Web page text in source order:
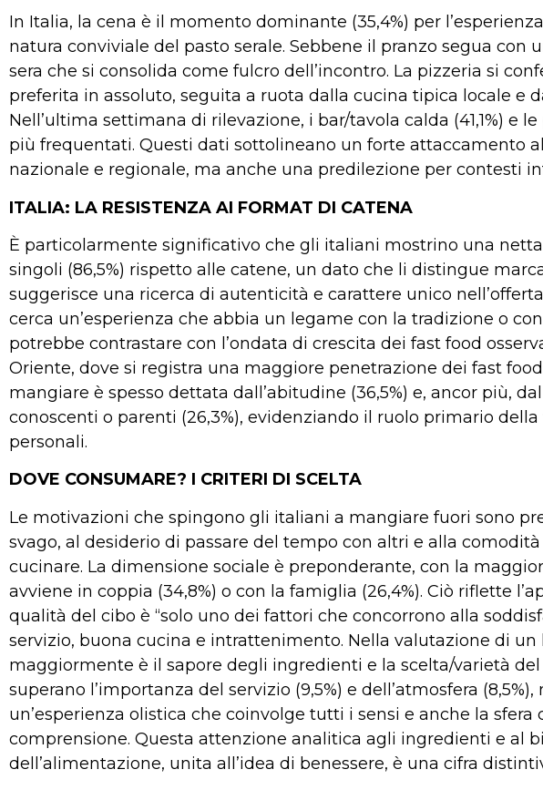
In Italia, la cena è il momento dominante (35,4%) per
natura conviviale del pasto serale. Sebbene il pranzo segua con
sera che si consolida come fulcro dell’incontro. La pizzeria si
preferita in assoluto, seguita a ruota dalla cucina tipica locale e
Nell’ultima settimana di rilevazione, i bar/tavola calda (41,1%) e
più frequentati. Questi dati sottolineano un forte attaccamento
nazionale e regionale, ma anche una predilezione per contesti
ITALIA: LA RESISTENZA AI FORMAT DI CATENA
È particolarmente significativo che gli italiani mostrino una
singoli (86,5%) rispetto alle catene, un dato che li distingue
suggerisce una ricerca di autenticità e carattere unico
cerca un’esperienza che abbia un legame con la tradizione o
potrebbe contrastare con l’ondata di crescita dei fast food
Oriente, dove si registra una maggiore penetrazione dei fast
mangiare è spesso dettata dall’abitudine (36,5%) e, ancor più,
conoscenti o parenti (26,3%), evidenziando il ruolo primario
personali.
DOVE CONSUMARE? I CRITERI DI SCELTA
Le motivazioni che spingono gli italiani a mangiare fuori sono
svago, al desiderio di passare del tempo con altri e alla
cucinare. La dimensione sociale è preponderante, con la
avviene in coppia (34,8%) o con la famiglia (26,4%). Ciò riflette
qualità del cibo è “solo uno dei fattori che concorrono alla
servizio, buona cucina e intrattenimento. Nella valutazione di un
maggiormente è il sapore degli ingredienti e la scelta/varietà
superano l’importanza del servizio (9,5%) e dell’atmosfera
un’esperienza olistica che coinvolge tutti i sensi e anche la
comprensione. Questa attenzione analitica agli ingredienti e al
dell’alimentazione, unita all’idea di benessere, è una cifra